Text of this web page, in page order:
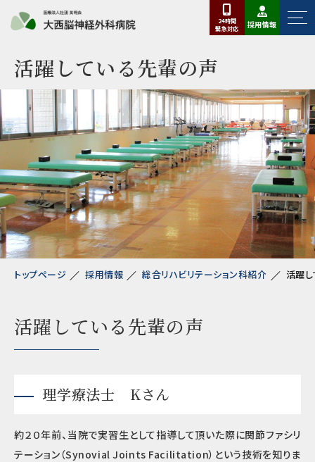
24時間
緊急対応 採用情報
活躍している先輩の声
トップページ 採用情報 総合リハビリテーション科紹介 活躍
活躍している先輩の声
理学療法士 Kさん
約２０年前、当院で実習生として指導して頂いた際に関節ファシリ
テーション（Synovial Joints Facilitation）という技術を知りま